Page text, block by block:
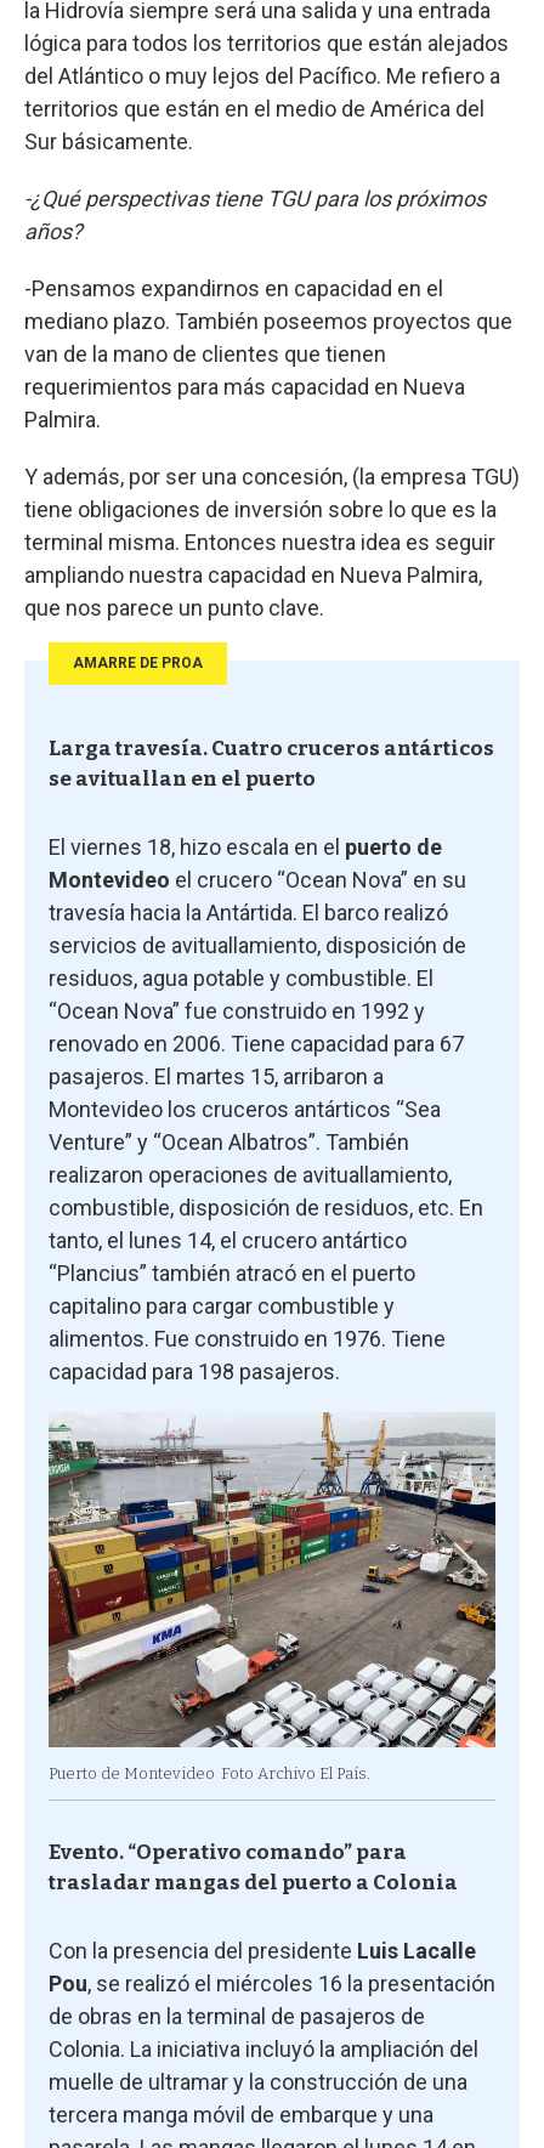
la Hidrovía siempre será una salida y una entrada
lógica para todos los territorios que están alejados
del Atlántico o muy lejos del Pacífico. Me refiero a
territorios que están en el medio de América del
Sur básicamente.
-¿Qué perspectivas tiene TGU para los próximos
años?
-Pensamos expandirnos en capacidad en el
mediano plazo. También poseemos proyectos que
van de la mano de clientes que tienen
requerimientos para más capacidad en Nueva
Palmira.
Y además, por ser una concesión, (la empresa TGU)
tiene obligaciones de inversión sobre lo que es la
terminal misma. Entonces nuestra idea es seguir
ampliando nuestra capacidad en Nueva Palmira,
que nos parece un punto clave.
AMARRE DE PROA
Larga travesía. Cuatro cruceros antárticos
se avituallan en el puerto
El viernes 18, hizo escala en el puerto de
Montevideo el crucero “Ocean Nova” en su
travesía hacia la Antártida. El barco realizó
servicios de avituallamiento, disposición de
residuos, agua potable y combustible. El
“Ocean Nova” fue construido en 1992 y
renovado en 2006. Tiene capacidad para 67
pasajeros. El martes 15, arribaron a
Montevideo los cruceros antárticos “Sea
Venture” y “Ocean Albatros”. También
realizaron operaciones de avituallamiento,
combustible, disposición de residuos, etc. En
tanto, el lunes 14, el crucero antártico
“Plancius” también atracó en el puerto
capitalino para cargar combustible y
alimentos. Fue construido en 1976. Tiene
capacidad para 198 pasajeros.
Puerto de Montevideo Foto Archivo El País.
Evento. “Operativo comando” para
trasladar mangas del puerto a Colonia
Con la presencia del presidente Luis Lacalle
Pou, se realizó el miércoles 16 la presentación
de obras en la terminal de pasajeros de
Colonia. La iniciativa incluyó la ampliación del
muelle de ultramar y la construcción de una
tercera manga móvil de embarque y una